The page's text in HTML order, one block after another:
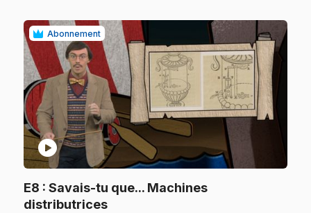
Abonnement
play_circle
E8 : Savais-tu que... Machines
distributrices.